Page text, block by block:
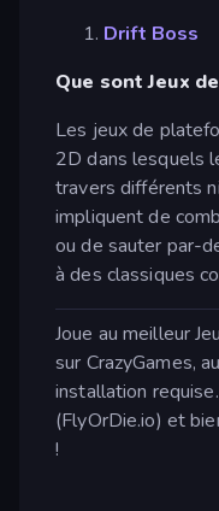
Drift Boss
Que sont Jeux
Les jeux de
2D dans lesquels
travers différents
impliquent de
ou de sauter par-
à des classiques
Joue au meilleur
sur CrazyGames,
installation
(FlyOrDie.io) et
!